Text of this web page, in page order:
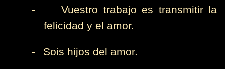
-
Vuestro trabajo es transmitir la
felicidad y el amor.
- Sois hijos del amor.